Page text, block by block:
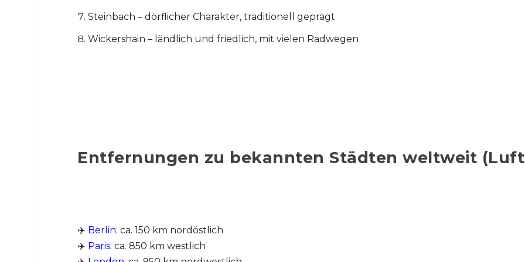
Steinbach – dörflicher Charakter, traditionell geprägt
Wickershain – ländlich und friedlich, mit vielen Radwegen
Entfernungen zu bekannten Städten weltweit
✈️ Berlin: ca. 150 km nordöstlich
✈️ Paris: ca. 850 km westlich